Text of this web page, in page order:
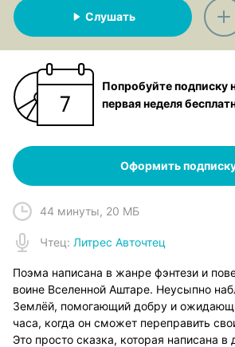
Слушать
Попробуйте подписку
первая неделя
Оформить
44 минуты, 20 МБ
Чтец: Литрес Авточтец
Поэма написана в жанре фэнтези и
воине Вселенной Аштаре. Неусыпно
Землёй, помогающий добру и
часа, когда он сможет переправить
Это просто сказка, которая написана в